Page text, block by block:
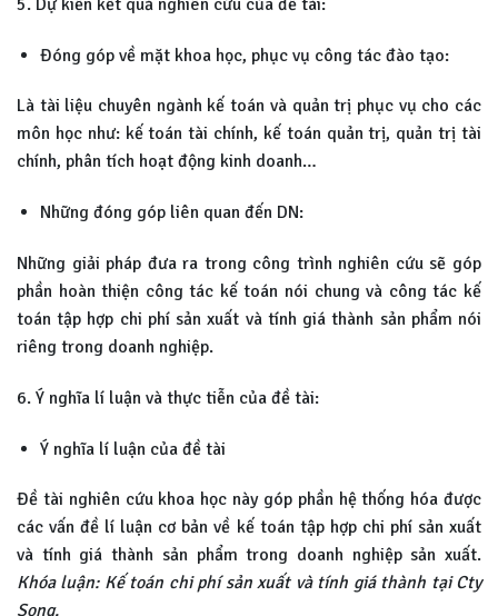
Đóng góp về mặt khoa học, phục vụ công tác đào tạo:
Là tài liệu chuyên ngành kế toán và quản trị phục vụ cho các
môn học như: kế toán tài chính, kế toán quản trị, quản trị tài
chính, phân tích hoạt động kinh doanh…
Những đóng góp liên quan đến DN:
Những giải pháp đưa ra trong công trình nghiên cứu sẽ góp
phần hoàn thiện công tác kế toán nói chung và công tác kế
toán tập hợp chi phí sản xuất và tính giá thành sản phẩm nói
riêng trong doanh nghiệp.
6. Ý nghĩa lí luận và thực tiễn của đề tài:
Ý nghĩa lí luận của đề tài
Đề tài nghiên cứu khoa học này góp phần hệ thống hóa được
các vấn đề lí luận cơ bản về kế toán tập hợp chi phí sản xuất
và tính giá thành sản phẩm trong doanh nghiệp sản xuất.
Khóa luận: Kế toán chi phí sản xuất và tính giá thành tại Cty
Song.